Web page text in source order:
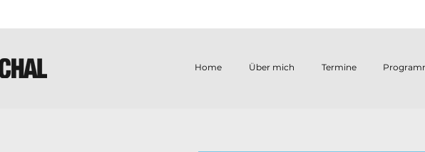
Home Über mich Termine